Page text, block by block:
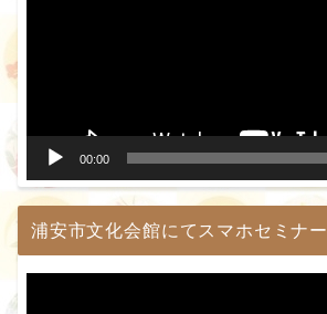
00:00
浦安市文化会館にてスマホセミナー